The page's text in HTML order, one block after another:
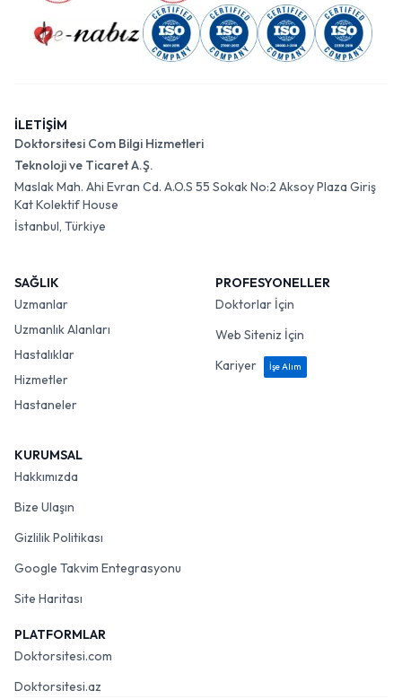
İLETİŞİM
Doktorsitesi Com Bilgi Hizmetleri
Teknoloji ve Ticaret A.Ş.
Maslak Mah. Ahi Evran Cd. A.O.S 55 Sokak No:2 Aksoy Plaza Giriş
Kat Kolektif House
İstanbul, Türkiye
SAĞLIK
Uzmanlar
Uzmanlık Alanları
Hastalıklar
Hizmetler
Hastaneler
PROFESYONELLER
Doktorlar İçin
Web Siteniz İçin
Kariyer
İşe Alım
KURUMSAL
Hakkımızda
Bize Ulaşın
Gizlilik Politikası
Google Takvim Entegrasyonu
Site Haritası
PLATFORMLAR
Doktorsitesi.com
Doktorsitesi.az